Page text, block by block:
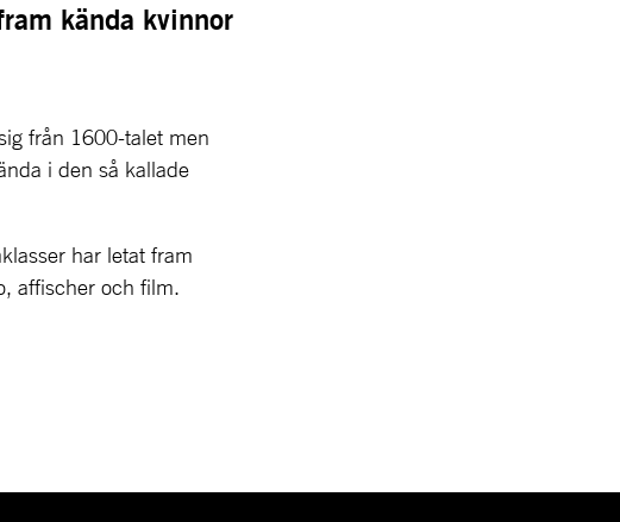
kända kvinnor
från 1600-talet men
i den så kallade
har letat fram
affischer och film.